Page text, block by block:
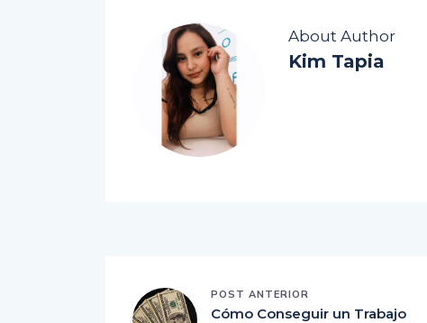
About Author
Kim Tapia
POST ANTERIOR
Cómo Conseguir un Trabajo